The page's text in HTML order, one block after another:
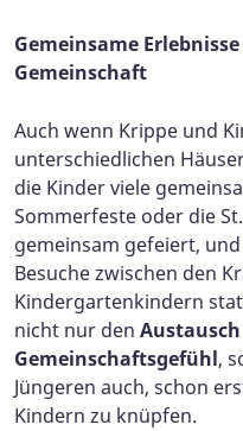
Gemeinsame
Gemeinschaft
Auch wenn Krippe und
unterschiedlichen
die Kinder viele
Sommerfeste oder die
gemeinsam gefeiert,
Besuche zwischen den
Kindergartenkindern
nicht nur den
Gemeinschaftsgefühl,
Jüngeren auch, schon
Kindern zu knüpfen.